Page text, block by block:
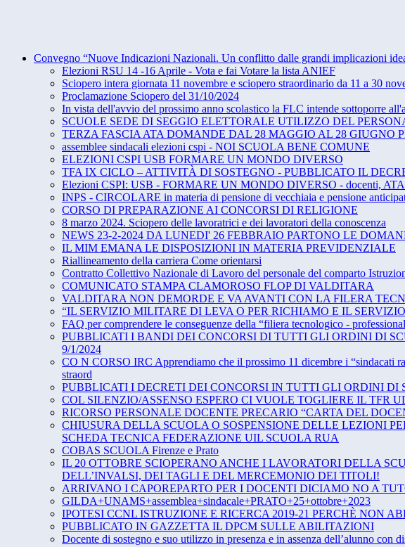
Convegno “Nuove Indicazioni Nazionali. Un conflitto dalle grandi implicazioni
Elezioni RSU 14 -16 Aprile - Vota e fai Votare la lista ANIEF
Sciopero intera giornata 11 novembre e sciopero straordinario da 11 a 30
Proclamazione Sciopero del 31/10/2024
In vista dell'avvio del prossimo anno scolastico la FLC intende sottoporre
SCUOLE SEDE DI SEGGIO ELETTORALE UTILIZZO DEL
TERZA FASCIA ATA DOMANDE DAL 28 MAGGIO AL 28 GIUGNO
assemblee sindacali elezioni cspi - NOI SCUOLA BENE COMUNE
ELEZIONI CSPI USB FORMARE UN MONDO DIVERSO
TFA IX CICLO – ATTIVITÀ DI SOSTEGNO - PUBBLICATO IL
Elezioni CSPI: USB - FORMARE UN MONDO DIVERSO - docenti, ATA
INPS - CIRCOLARE in materia di pensione di vecchiaia e pensione
CORSO DI PREPARAZIONE AI CONCORSI DI RELIGIONE
8 marzo 2024. Sciopero delle lavoratrici e dei lavoratori della conoscenza
NEWS 23-2-2024 DA LUNEDI' 26 FEBBRAIO PARTONO LE
IL MIM EMANA LE DISPOSIZIONI IN MATERIA PREVIDENZIALE
Riallineamento della carriera Come orientarsi
Contratto Collettivo Nazionale di Lavoro del personale del comparto
COMUNICATO STAMPA CLAMOROSO FLOP DI VALDITARA
VALDITARA NON DEMORDE E VA AVANTI CON LA FILERA
“IL SERVIZIO MILITARE DI LEVA O PER RICHIAMO E IL
FAQ per comprendere le conseguenze della “filiera tecnologico -
PUBBLICATI I BANDI DEI CONCORSI DI TUTTI GLI ORDINI DI
9/1/2024
CO N CORSO IRC Apprendiamo che il prossimo 11 dicembre i “sindacati
straord
PUBBLICATI I DECRETI DEI CONCORSI IN TUTTI GLI ORDINI
COL SILENZIO/ASSENSO ESPERO CI VUOLE TOGLIERE IL
RICORSO PERSONALE DOCENTE PRECARIO “CARTA DEL
CHIUSURA DELLA SCUOLA O SOSPENSIONE DELLE LEZIONI
SCHEDA TECNICA FEDERAZIONE UIL SCUOLA RUA
COBAS SCUOLA Firenze e Prato
IL 20 OTTOBRE SCIOPERANO ANCHE I LAVORATORI DELLA
DELL’INVALSI, DEI TAGLI E DEL MERCEMONIO DEI TITOLI!
ARRIVANO I CAPOREPARTO PER I DOCENTI DICIAMO NO A
GILDA+UNAMS+assemblea+sindacale+PRATO+25+ottobre+2023
IPOTESI CCNL ISTRUZIONE E RICERCA 2019-21 PERCHÈ NON
PUBBLICATO IN GAZZETTA IL DPCM SULLE ABILITAZIONI
Docente di sostegno e suo utilizzo in presenza e in assenza dell’alunno con